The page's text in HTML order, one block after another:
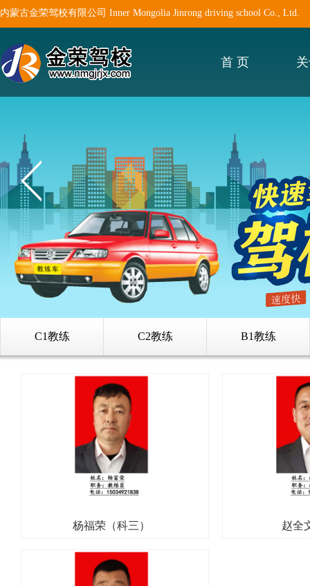
内蒙古金荣驾校有限公司 Inner Mongolia Jinrong driving school Co., Ltd.
首 页
C1教练 C2教练 B1教练
杨福荣（科三） 赵全